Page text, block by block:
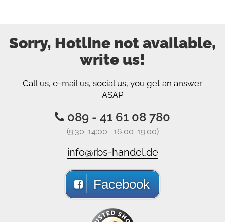
Sorry, Hotline not available,
write us!
Call us, e-mail us, social us, you get an answer
ASAP
089 - 41 61 08 780
(9:30-14:00 16:00-19:00)
info@rbs-handel.de
Facebook